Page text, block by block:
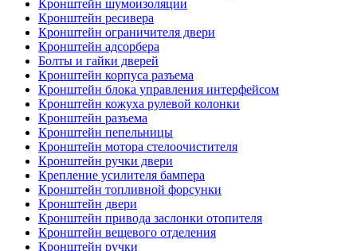
Кронштейн шумоизоляции
Кронштейн ресивера
Кронштейн ограничителя двери
Кронштейн адсорбера
Болты и гайки дверей
Кронштейн корпуса разъема
Кронштейн блока управления интерфейсом
Кронштейн кожуха рулевой колонки
Кронштейн разъема
Кронштейн пепельницы
Кронштейн мотора стелоочистителя
Кронштейн ручки двери
Крепление усилителя бампера
Кронштейн топливной форсунки
Кронштейн двери
Кронштейн привода заслонки отопителя
Кронштейн вещевого отделения
Кронштейн ручки